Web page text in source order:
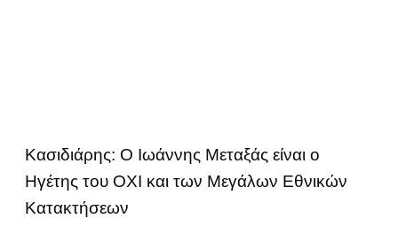
Κασιδιάρης: Ο Ιωάννης Μεταξάς είναι ο
Ηγέτης του ΟΧΙ και των Μεγάλων Εθνικών
Κατακτήσεων